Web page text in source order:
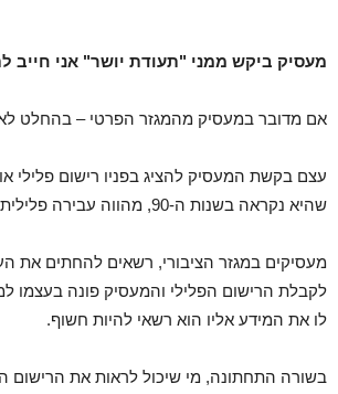
מעסיק ביקש ממני "תעודת יושר" אני חייב
אם מדובר במעסיק מהמגזר הפרטי – בהחלט
עצם בקשת המעסיק להציג בפניו רישום פלילי
שהיא נקראה בשנות ה-90, מהווה עבירה פלילית של המעסיק.
מעסיקים במגזר הציבורי, רשאים להחתים את
לקבלת הרישום הפלילי והמעסיק פונה בעצמו
לו את המידע אליו הוא רשאי להיות חשוף.
בשורה התחתונה, מי שיכול לראות את הרישום